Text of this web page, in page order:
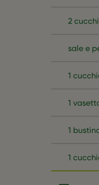
2
sale e
1
1
1
1